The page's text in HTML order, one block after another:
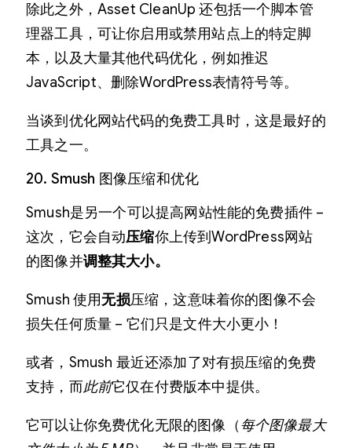
除此之外，Asset CleanUp 还包括一个脚本管
理器工具，可让你启用或禁用站点上的特定脚
本，以及大量其他代码优化，例如推迟
JavaScript、删除WordPress表情符号等。
当谈到优化网站代码的免费工具时，这是最好的
工具之一。
20. Smush 图像压缩和优化
Smush是另一个可以提高网站性能的免费插件 –
这次，它会自动压缩你上传到WordPress网站
的图像并调整其大小。
Smush 使用无损压缩，这意味着你的图像不会
损失任何质量 – 它们只是文件大小更小！
或者，Smush 最近还添加了对有损压缩的免费
支持，而此前它仅在付费版本中提供。
它可以让你免费优化无限的图像（每个图像最大